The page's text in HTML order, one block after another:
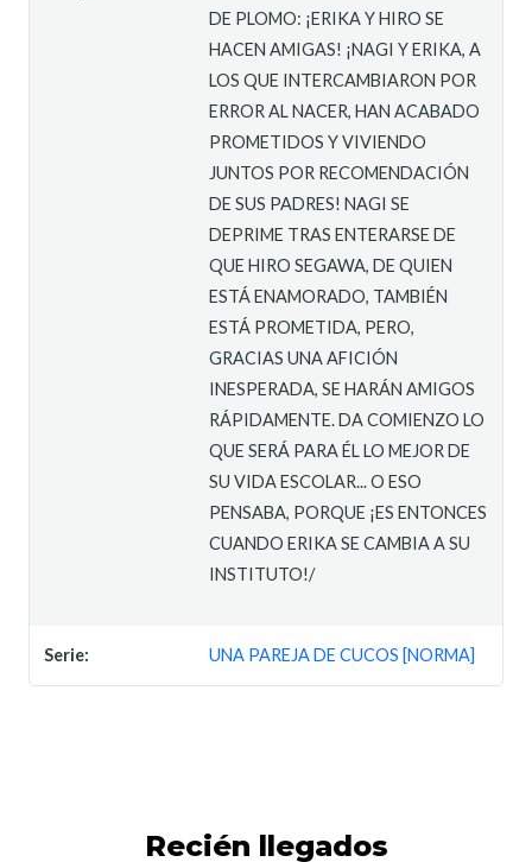
DE PLOMO: ¡ERIKA Y HIRO SE
HACEN AMIGAS! ¡NAGI Y ERIKA, A
LOS QUE INTERCAMBIARON POR
ERROR AL NACER, HAN ACABADO
PROMETIDOS Y VIVIENDO
JUNTOS POR RECOMENDACIÓN
DE SUS PADRES! NAGI SE
DEPRIME TRAS ENTERARSE DE
QUE HIRO SEGAWA, DE QUIEN
ESTÁ ENAMORADO, TAMBIÉN
ESTÁ PROMETIDA, PERO,
GRACIAS UNA AFICIÓN
INESPERADA, SE HARÁN AMIGOS
RÁPIDAMENTE. DA COMIENZO LO
QUE SERÁ PARA ÉL LO MEJOR DE
SU VIDA ESCOLAR... O ESO
PENSABA, PORQUE ¡ES ENTONCES
CUANDO ERIKA SE CAMBIA A SU
INSTITUTO!/
Serie: UNA PAREJA DE CUCOS [NORMA]
Recién llegados